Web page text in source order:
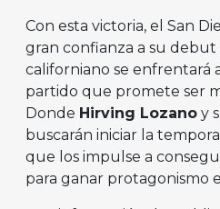
Con esta victoria, el San
gran confianza a su debut
californiano se enfrentará
partido que promete ser
Donde Hirving Lozano y
buscarán iniciar la
que los impulse a
para ganar protagonismo